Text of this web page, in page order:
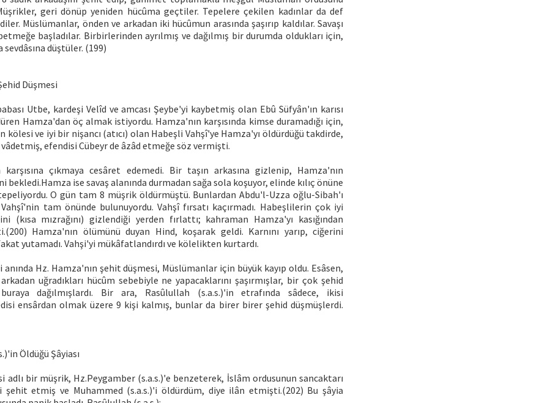
geri dönüp yeniden hücûma geçtiler. Tepelere çekilen kadınlar da def
Müslümanlar, önden ve arkadan iki hücûmun arasında şaşırıp kaldılar. Savaşı
başladılar. Birbirlerinden ayrılmış ve dağılmış bir durumda oldukları için,
düştüler. (199)
Düşmesi
Utbe, kardeşi Velîd ve amcası Şeybe'yi kaybetmiş olan Ebû Süfyân'ın karısı
Hamza'dan öç almak istiyordu. Hamza'nın karşısında kimse duramadığı için,
kölesi ve iyi bir nişancı (atıcı) olan Habeşli Vahşî'ye Hamza'yı öldürdüğü takdirde,
efendisi Cübeyr de âzâd etmeğe söz vermişti.
karşısına çıkmaya cesâret edemedi. Bir taşın arkasına gizlenip, Hamza'nın
bekledi.Hamza ise savaş alanında durmadan sağa sola koşuyor, elinde kılıç önüne
O gün tam 8 müşrik öldürmüştü. Bunlardan Abdu'l-Uzza oğlu-Sibah'ı
tam önünde bulunuyordu. Vahşî fırsatı kaçırmadı. Habeşlilerin çok iyi
(kısa mızrağını) gizlendiği yerden fırlattı; kahraman Hamza'yı kasığından
Hamza'nın ölümünü duyan Hind, koşarak geldi. Karnını yarıp, ciğerini
yutamadı. Vahşi'yi mükâfatlandırdı ve kölelikten kurtardı.
anında Hz. Hamza'nın şehit düşmesi, Müslümanlar için büyük kayıp oldu. Esâsen,
uğradıkları hücûm sebebiyle ne yapacaklarını şaşırmışlar, bir çok şehid
dağılmışlardı. Bir ara, Rasûlullah (s.a.s.)'in etrafında sâdece, ikisi
ensârdan olmak üzere 9 kişi kalmış, bunlar da birer birer şehid düşmüşlerdi.
Öldüğü Şâyiası
adlı bir müşrik, Hz.Peygamber (s.a.s.)'e benzeterek, İslâm ordusunun sancaktarı
şehit etmiş ve Muhammed (s.a.s.)'i öldürdüm, diye ilân etmişti.(202) Bu şâyia